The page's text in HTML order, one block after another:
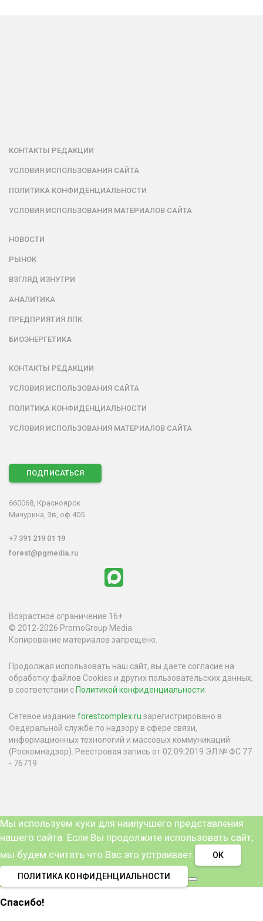
КОНТАКТЫ РЕДАКЦИИ
УСЛОВИЯ ИСПОЛЬЗОВАНИЯ САЙТА
ПОЛИТИКА КОНФИДЕНЦИАЛЬНОСТИ
УСЛОВИЯ ИСПОЛЬЗОВАНИЯ МАТЕРИАЛОВ САЙТА
НОВОСТИ
РЫНОК
ВЗГЛЯД ИЗНУТРИ
АНАЛИТИКА
ПРЕДПРИЯТИЯ ЛПК
БИОЭНЕРГЕТИКА
КОНТАКТЫ РЕДАКЦИИ
УСЛОВИЯ ИСПОЛЬЗОВАНИЯ САЙТА
ПОЛИТИКА КОНФИДЕНЦИАЛЬНОСТИ
УСЛОВИЯ ИСПОЛЬЗОВАНИЯ МАТЕРИАЛОВ САЙТА
ПОДПИСАТЬСЯ
660068, Красноярск
Мичурина, 3в, оф.405
+7 391 219 01 19
forest@pgmedia.ru
Возрастное ограничение 16+
© 2012-2026 PromoGroup Media
Копирование материалов запрещено.
Продолжая использовать наш сайт, вы даете согласие на
обработку файлов Cookies и других пользовательских данных,
в соответствии сПолитикой конфиденциальности
Сетевое издание forestcomplex.ru зарегистрировано в
Федеральной службе по надзору в сфере связи,
информационных технологий и массовых коммуникаций
(Роскомнадзор). Реестровая запись от 02.09.2019 ЭЛ № ФС 77
- 76719.
Мы используем куки для наилучшего представления
нашего сайта. Если Вы продолжите использовать сайт,
мы будем считать что Вас это устраивает.
ОК
ПОЛИТИКА КОНФИДЕНЦИАЛЬНОСТИ
Спасибо!